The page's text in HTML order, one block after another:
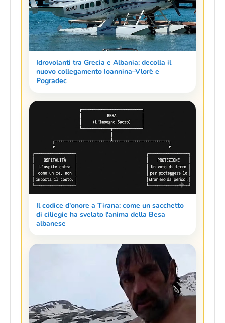
Idrovolanti tra Grecia e Albania: decolla il
nuovo collegamento Ioannina–Vlorë e
Pogradec
Il codice d'onore a Tirana: come un sacchetto
di ciliegie ha svelato l'anima della Besa
albanese